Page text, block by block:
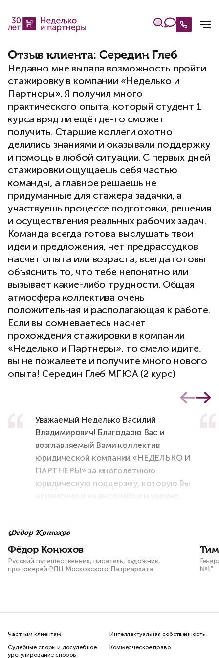
Отзыв клиента: Середин Глеб
Недавно мне выпала возможность пройти
стажировку в компании «Неделько и
Партнеры». Я получил много
практического опыта, который студент 1
курса вряд ли ещё где-то сможет
получить. Старшие коллеги охотно
делились знаниями и оказывали поддержку
и помощь в любой ситуации. С первых дней
стажировки ощущаешь себя частью
команды, а главное решаешь не
придуманные для стажера задачки, а
участвуешь процессе подготовки, решения
и осуществления реальных рабочих задач.
Команда всегда готова выслушать твои
идеи и предложения, нет предрассудков
насчет опыта или возраста, всегда готовы
объяснить то, что тебе непонятно или
вызывает какие-либо трудности. Общая
атмосфера коллектива очень
положительная и располагающая к работе.
Если вы сомневаетесь насчет
прохождения стажировки в компании
«Неделько и Партнеры», то смело идите,
вы не пожалеете и получите много нового
опыта! Середин Глеб МГЮА (2 курс)
Уважаемый Неделько Василий
Владимирович! Благодарю Вас и
возглавляемый Вами коллектив
юридической компании «НЕДЕЛЬКО И
ПАРТНЕРЫ» за многолетнюю
юридическую поддержку, которую Вы
неизменно и на высочайшем уровне
Фёдор Конюхов
Русский путешественник, писатель, художник,
протоиерей РПЦ Московского Патриархата
№1"
Частным клиентам
Судебные споры и досудебное
урегулирование споров
Интеллектуальная собственность
Коммерческое право